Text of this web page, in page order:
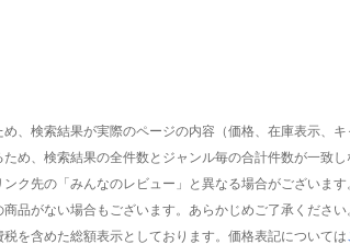
、検索結果が実際のページの内容（価格、在庫表示、
め、検索結果の全件数とジャンル毎の合計件数が一致し
ク先の「みんなのレビュー」と異なる場合がございます
品がない場合もございます。あらかじめご了承くださ
を含めた総額表示としております。価格表記については